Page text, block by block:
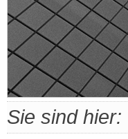
Sie sind hier: